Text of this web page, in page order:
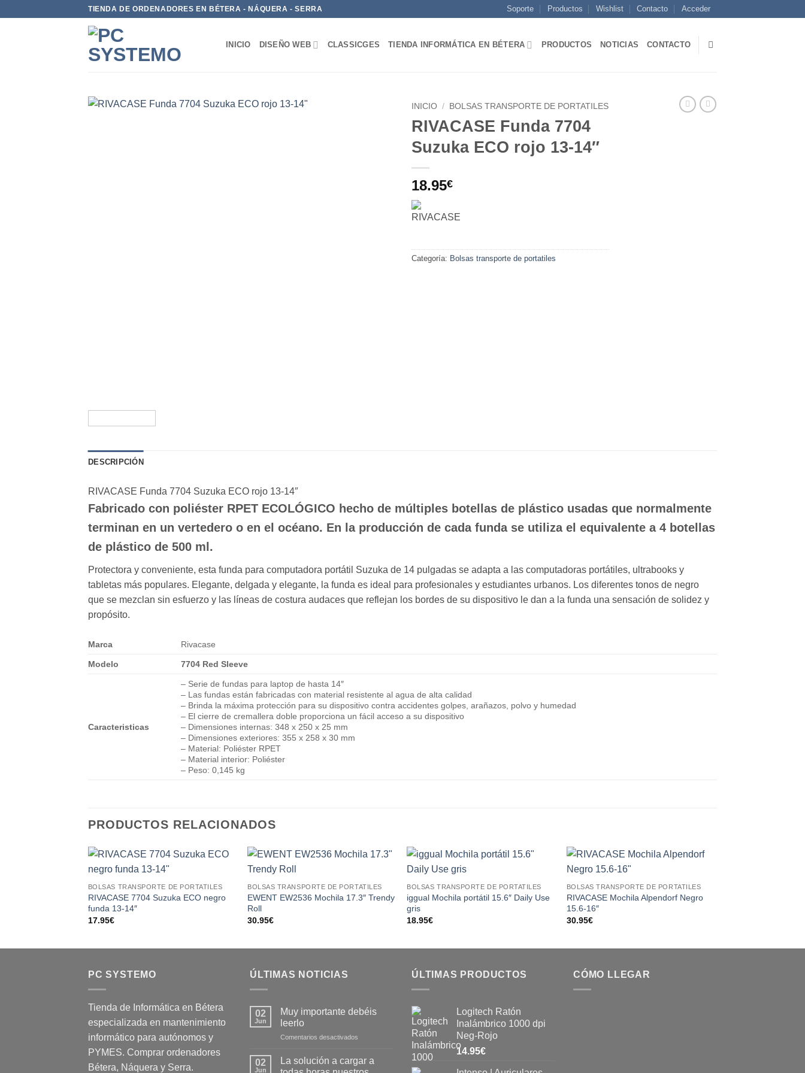
TIENDA DE ORDENADORES EN BÉTERA - NÁQUERA - SERRA Soporte Productos Wishlist Contacto Acceder
INICIO DISEÑO WEB CLASSICGES TIENDA INFORMÁTICA EN BÉTERA PRODUCTOS NOTICIAS CONTACTO
INICIO / BOLSAS TRANSPORTE DE PORTATILES
RIVACASE Funda 7704
Suzuka ECO rojo 13-14″
18.95€
Categoría: Bolsas transporte de portatiles
DESCRIPCIÓN
RIVACASE Funda 7704 Suzuka ECO rojo 13-14″
Fabricado con poliéster RPET ECOLÓGICO hecho de múltiples botellas de plástico usadas que normalmente
terminan en un vertedero o en el océano. En la producción de cada funda se utiliza el equivalente a 4 botellas
de plástico de 500 ml.
Protectora y conveniente, esta funda para computadora portátil Suzuka de 14 pulgadas se adapta a las computadoras portátiles, ultrabooks y
tabletas más populares. Elegante, delgada y elegante, la funda es ideal para profesionales y estudiantes urbanos. Los diferentes tonos de negro
que se mezclan sin esfuerzo y las líneas de costura audaces que reflejan los bordes de su dispositivo le dan a la funda una sensación de solidez y
propósito.
Marca Rivacase
Modelo 7704 Red Sleeve
Caracteristicas
– Serie de fundas para laptop de hasta 14″
– Las fundas están fabricadas con material resistente al agua de alta calidad
– Brinda la máxima protección para su dispositivo contra accidentes golpes, arañazos, polvo y humedad
– El cierre de cremallera doble proporciona un fácil acceso a su dispositivo
– Dimensiones internas: 348 x 250 x 25 mm
– Dimensiones exteriores: 355 x 258 x 30 mm
– Material: Poliéster RPET
– Material interior: Poliéster
– Peso: 0,145 kg
PRODUCTOS RELACIONADOS
wishlist
BOLSAS TRANSPORTE DE PORTATILES
RIVACASE 7704 Suzuka ECO negro
funda 13-14″
17.95€
wishlist
BOLSAS TRANSPORTE DE PORTATILES
EWENT EW2536 Mochila 17.3″ Trendy
Roll
30.95€
wishlist
BOLSAS TRANSPORTE DE PORTATILES
iggual Mochila portátil 15.6″ Daily Use
gris
18.95€
wishlist
BOLSAS TRANSPORTE DE PORTATILES
RIVACASE Mochila Alpendorf Negro
15.6-16″
30.95€
PC SYSTEMO
Tienda de Informática en Bétera
especializada en mantenimiento
informático para autónomos y
PYMES. Comprar ordenadores
Bétera, Náquera y Serra.
ÚLTIMAS NOTICIAS
02
Jun
Muy importante debéis
leerlo
Comentarios desactivados
02
Jun
La solución a cargar a
ÚLTIMAS PRODUCTOS
Logitech Ratón
Inalámbrico 1000 dpi
Neg-Rojo
14.95€
CÓMO LLEGAR